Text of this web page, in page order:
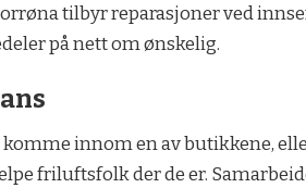
tilbyr reparasjoner ved
på nett om ønskelig.
komme innom en av butikkene,
friluftsfolk der de er.